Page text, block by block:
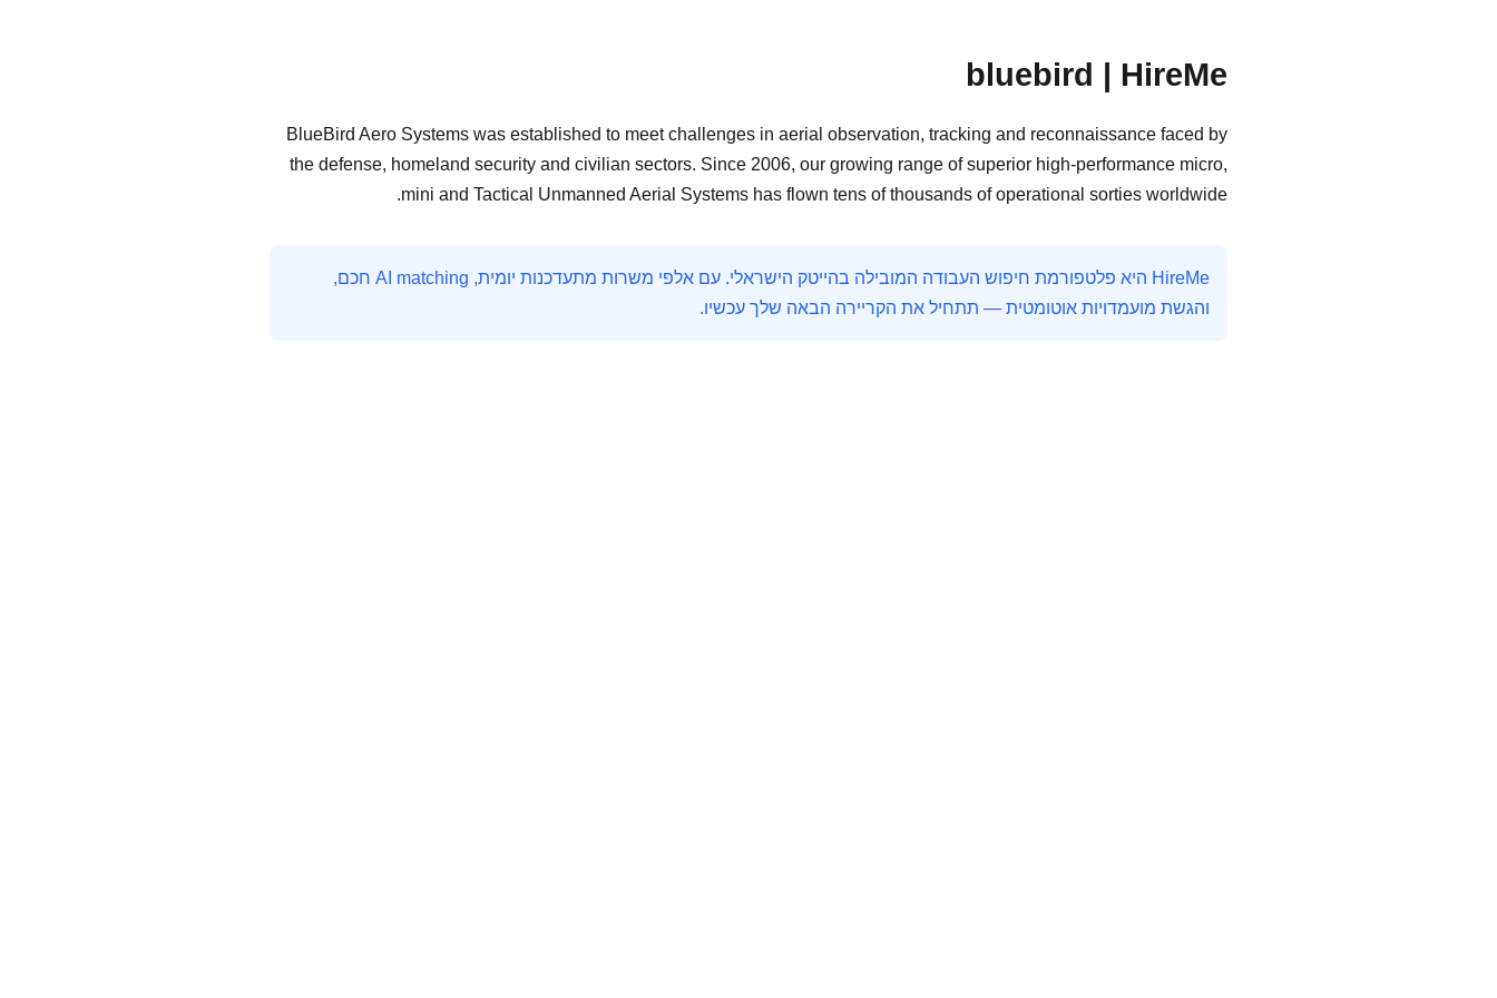
bluebird | HireMe
BlueBird Aero Systems was established to meet challenges in aerial observation, tracking and reconnaissance faced by
the defense, homeland security and civilian sectors. Since 2006, our growing range of superior high-performance micro,
mini and Tactical Unmanned Aerial Systems has flown tens of thousands of operational sorties worldwide.
HireMe היא פלטפורמת חיפוש העבודה המובילה בהייטק הישראלי. עם אלפי משרות מתעדכנות יומית, AI matching חכם,
והגשת מועמדויות אוטומטית — תתחיל את הקריירה הבאה שלך עכשיו.